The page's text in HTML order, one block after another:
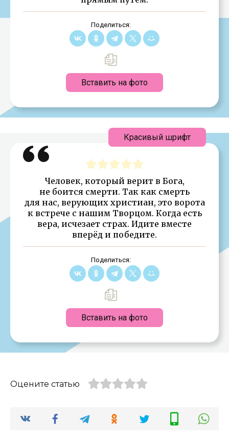
Поделиться:
Вставить на фото
Человек, который верит в Бога,
не боится смерти. Так как смерть
для нас, верующих христиан, это ворота
к встрече с нашим Творцом. Когда есть
вера, исчезает страх. Идите вместе
вперёд и победите.
Поделиться:
Вставить на фото
Красивый шрифт
Оцените статью